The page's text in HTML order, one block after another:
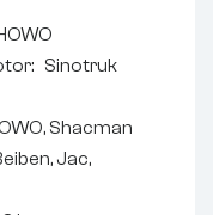
Sinotruk
Shacman
Jac,